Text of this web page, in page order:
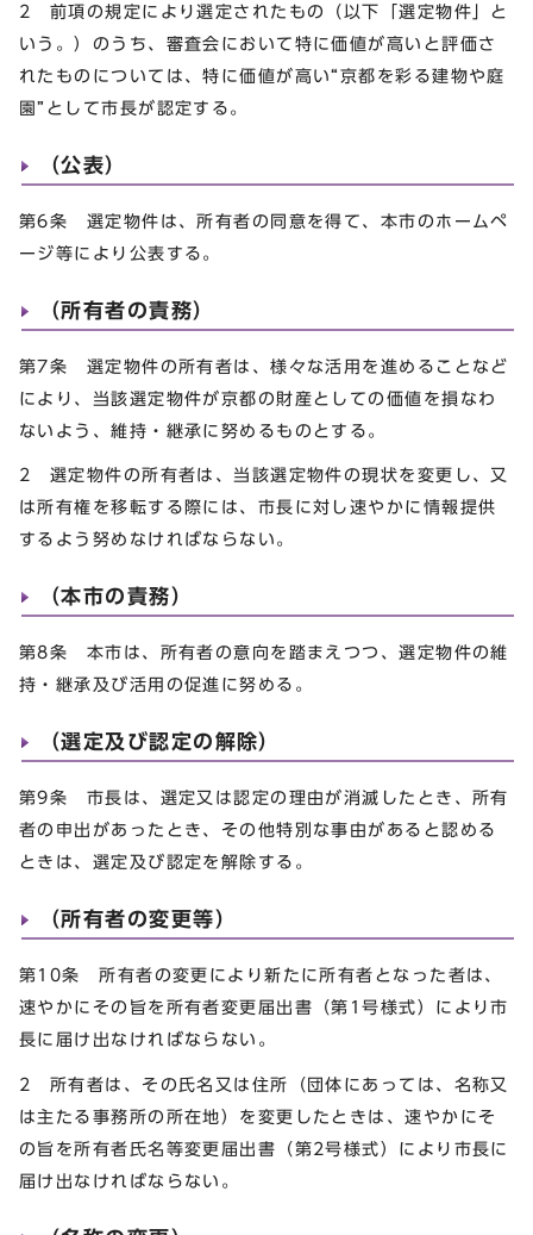
2 前項の規定により選定されたもの（以下「選定物件」と
いう。）のうち、審査会において特に価値が高いと評価さ
れたものについては、特に価値が高い“京都を彩る建物や庭
園”として市長が認定する。
（公表）
第6条 選定物件は、所有者の同意を得て、本市のホームペ
ージ等により公表する。
（所有者の責務）
第7条 選定物件の所有者は、様々な活用を進めることなど
により、当該選定物件が京都の財産としての価値を損なわ
ないよう、維持・継承に努めるものとする。
2 選定物件の所有者は、当該選定物件の現状を変更し、又
は所有権を移転する際には、市長に対し速やかに情報提供
するよう努めなければならない。
（本市の責務）
第8条 本市は、所有者の意向を踏まえつつ、選定物件の維
持・継承及び活用の促進に努める。
（選定及び認定の解除）
第9条 市長は、選定又は認定の理由が消滅したとき、所有
者の申出があったとき、その他特別な事由があると認める
ときは、選定及び認定を解除する。
（所有者の変更等）
第10条 所有者の変更により新たに所有者となった者は、
速やかにその旨を所有者変更届出書（第1号様式）により市
長に届け出なければならない。
2︎ 所有者は、その氏名又は住所（団体にあっては、名称又
は主たる事務所の所在地）を変更したときは、速やかにそ
の旨を所有者氏名等変更届出書（第2号様式）により市長に
届け出なければならない。